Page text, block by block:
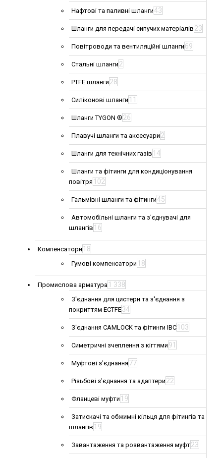
Нафтові та паливні шланги43
Шланги для передачі сипучих матеріалів 23
Повітроводи та вентиляційні шланги 69
Стальні шланги 2
PTFE шланги 28
Силіконові шланги 11
Шланги TYGON ® 26
Плавучі шланги та аксесуари 2
Шланги для технічних газів 14
Шланги та фітинги для кондиціонування
повітря 102
Гальмівні шланги та фітинги45
Автомобільні шланги та з'єднувачі для
шлангів 16
Компенсатори 18
Гумові компенсатори 18
Промислова арматура 1 338
З'єднання для цистерн та з'єднання з
покриттям ECTFE34
З'єднання CAMLOCK та фітинги IBC 103
Симетричні зчеплення з кігтями 91
Муфтові з'єднання 77
Різьбові з'єднання та адаптери 22
Фланцеві муфти 19
Затискачі та обжимні кільця для фітингів та
шлангів 19
Завантаження та розвантаження муфт23